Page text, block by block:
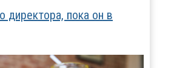
директора, пока он в